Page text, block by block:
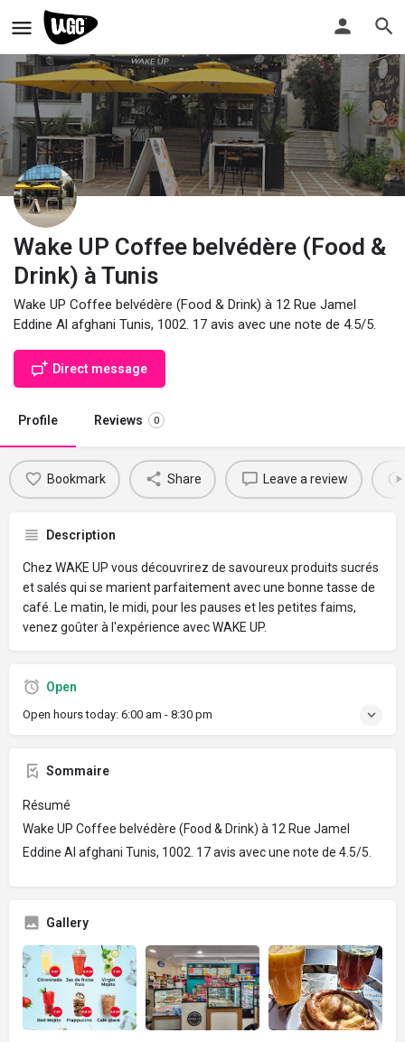
Wake UP Coffee belvédère (Food &
Drink) à Tunis
Wake UP Coffee belvédère (Food & Drink) à 12 Rue Jamel
Eddine Al afghani Tunis, 1002. 17 avis avec une note de 4.5/5.
Direct message
Profile Reviews 0
Bookmark Share Leave a review
Description
Chez WAKE UP vous découvrirez de savoureux produits sucrés
et salés qui se marient parfaitement avec une bonne tasse de
café. Le matin, le midi, pour les pauses et les petites faims,
venez goûter à l'expérience avec WAKE UP.
Open
Open hours today: 6:00 am - 8:30 pm
Sommaire
Résumé
Wake UP Coffee belvédère (Food & Drink) à 12 Rue Jamel
Eddine Al afghani Tunis, 1002. 17 avis avec une note de 4.5/5.
Gallery